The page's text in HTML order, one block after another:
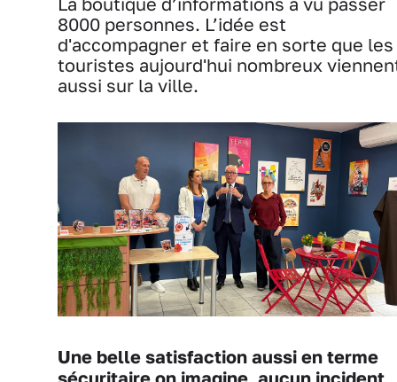
La boutique d’informations a vu passer
8000 personnes. L’idée est
d'accompagner et faire en sorte que les
touristes aujourd'hui nombreux
aussi sur la ville.
Une belle satisfaction aussi en terme